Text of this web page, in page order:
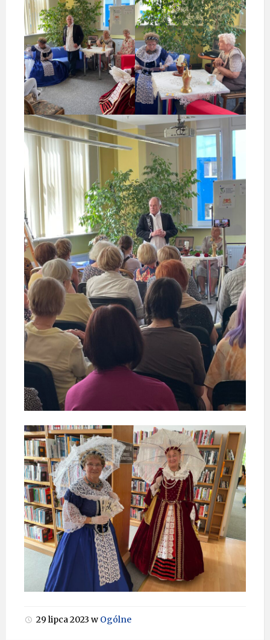
29 lipca 2023 w Ogólne